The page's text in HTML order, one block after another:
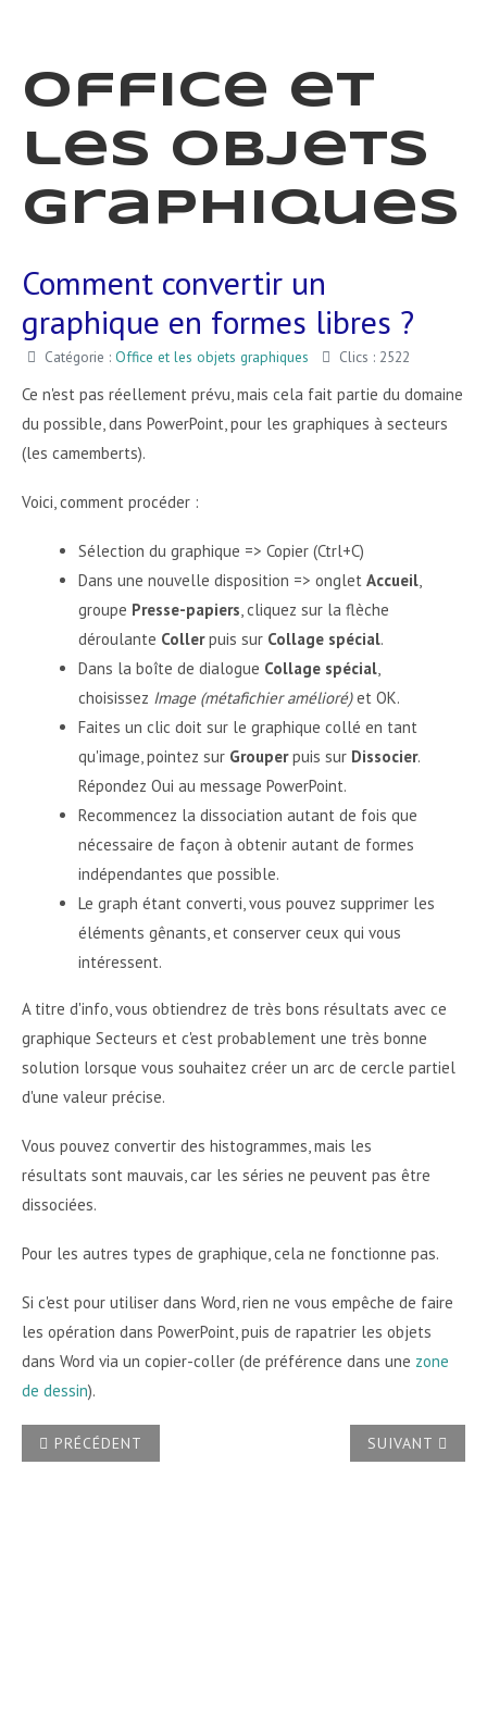
Office et
les objets
graphiques
Comment convertir un
graphique en formes libres ?
Catégorie : Office et les objets graphiques Clics : 2522
Ce n'est pas réellement prévu, mais cela fait partie du domaine
du possible, dans PowerPoint, pour les graphiques à secteurs
(les camemberts).
Voici, comment procéder :
Sélection du graphique => Copier (Ctrl+C)
Dans une nouvelle disposition => onglet Accueil,
groupe Presse-papiers, cliquez sur la flèche
déroulante Collerpuis sur Collage spécial.
Dans la boîte de dialogue Collage spécial,
choisissez Image (métafichier amélioré)et OK.
Faites un clic doit sur le graphique collé en tant
qu'image, pointez sur Grouperpuis sur Dissocier.
Répondez Oui au message PowerPoint.
Recommencez la dissociation autant de fois que
nécessaire de façon à obtenir autant de formes
indépendantes que possible.
Le graph étant converti, vous pouvez supprimer les
éléments gênants, et conserver ceux qui vous
intéressent.
A titre d'info, vous obtiendrez de très bons résultats avec ce
graphique Secteurs et c'est probablement une très bonne
solution lorsque vous souhaitez créer un arc de cercle partiel
d'une valeur précise.
Vous pouvez convertir des histogrammes, mais les
résultats sont mauvais, car les séries ne peuvent pas être
dissociées.
Pour les autres types de graphique, cela ne fonctionne pas.
Si c'est pour utiliser dans Word, rien ne vous empêche de faire
les opération dans PowerPoint, puis de rapatrier les objets
dans Word via un copier-coller (de préférence dans une zone
de dessin).
ARTICLE PRÉCÉDENT : COMMENT CONVERTIR EN JPG/
PRÉCÉDENT ARTICLE
SUIVANT